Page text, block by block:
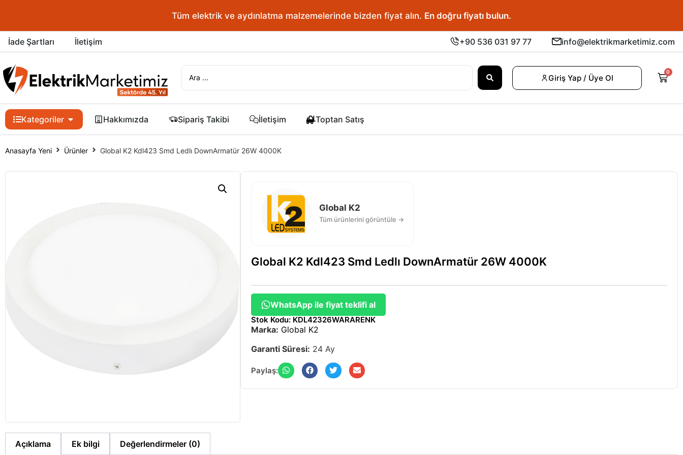
Tüm elektrik ve aydınlatma malzemelerinde bizden fiyat alın. En doğru fiyatı bulun.
İade Şartları İletişim +90 536 031 97 77 info@elektrikmarketimiz.com
Giriş Yap / Üye Ol
0
Kategoriler Hakkımızda Sipariş Takibi İletişim Toptan Satış
Anasayfa Yeni Ürünler Global K2 Kdl423 Smd Ledlı DownArmatür 26W 4000K
Global K2
Tüm ürünlerini görüntüle →
Global K2 Kdl423 Smd Ledlı DownArmatür 26W 4000K
WhatsApp ile fiyat teklifi al
Stok Kodu: KDL42326WARARENK
Marka: Global K2
Garanti Süresi: 24 Ay
Paylaş:
Açıklama Ek bilgi Değerlendirmeler (0)